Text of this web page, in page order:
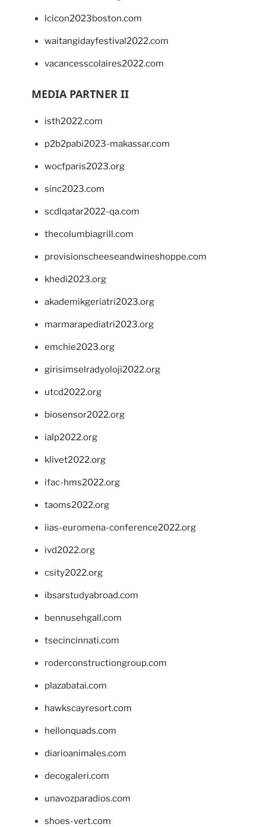
lcicon2023boston.com
waitangidayfestival2022.com
vacancesscolaires2022.com
MEDIA PARTNER II
isth2022.com
p2b2pabi2023-makassar.com
wocfparis2023.org
sinc2023.com
scdlqatar2022-qa.com
thecolumbiagrill.com
provisionscheeseandwineshoppe.com
khedi2023.org
akademikgeriatri2023.org
marmarapediatri2023.org
emchie2023.org
girisimselradyoloji2022.org
utcd2022.org
biosensor2022.org
ialp2022.org
klivet2022.org
ifac-hms2022.org
taoms2022.org
iias-euromena-conference2022.org
ivd2022.org
csity2022.org
ibsarstudyabroad.com
bennusehgall.com
tsecincinnati.com
roderconstructiongroup.com
plazabatai.com
hawkscayresort.com
hellonquads.com
diarioanimales.com
decogaleri.com
unavozparadios.com
shoes-vert.com